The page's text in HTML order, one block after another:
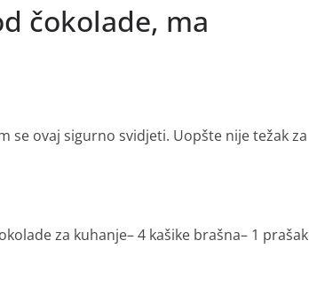
čokolade, ma
se ovaj sigurno svidjeti. Uopšte nije težak za
za kuhanje– 4 kašike brašna– 1 prašak